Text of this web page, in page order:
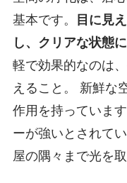
基本です。
目に見
し、クリアな状態
軽で効果的なのは
えること。 新鮮な
作用を持っていま
ーが強いとされて
屋の隅々まで光を